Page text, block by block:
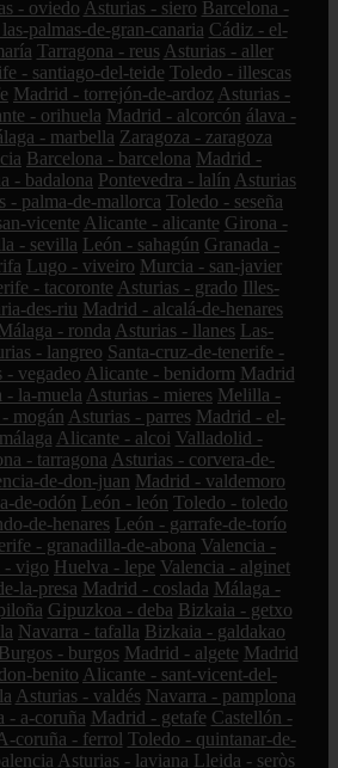
- oviedo Asturias - siero Barcelona -
palmas-de-gran-canaria Cádiz - el-
Tarragona - reus Asturias - aller
- santiago-del-teide Toledo - illescas
Madrid - torrejón-de-ardoz Asturias -
- orihuela Madrid - alcorcón álava -
- marbella Zaragoza - zaragoza
Barcelona - barcelona Madrid -
- badalona Pontevedra - lalín Asturias
- palma-de-mallorca Toledo - seseña
vicente Alicante - alicante Girona -
- sevilla León - sahagún Granada -
Lugo - viveiro Murcia - san-javier
- tacoronte Asturias - grado Illes-
des-riu Madrid - alcalá-de-henares
- ronda Asturias - llanes Las-
- langreo Santa-cruz-de-tenerife -
- vegadeo Alicante - benidorm Madrid
- la-muela Asturias - mieres Melilla -
mogán Asturias - parres Madrid - el-
Alicante - alcoi Valladolid -
- tarragona Asturias - corvera-de-
de-don-juan Madrid - valdemoro
de-odón León - león Toledo - toledo
de-henares León - garrafe-de-torío
- granadilla-de-abona Valencia -
- vigo Huelva - lepe Valencia - alginet
la-presa Madrid - coslada Málaga -
Gipuzkoa - deba Bizkaia - getxo
Navarra - tafalla Bizkaia - galdakao
Burgos - burgos Madrid - algete Madrid
benito Alicante - sant-vicent-del-
Asturias - valdés Navarra - pamplona
- a-coruña Madrid - getafe Castellón -
coruña - ferrol Toledo - quintanar-de-
Asturias - laviana Lleida - seròs